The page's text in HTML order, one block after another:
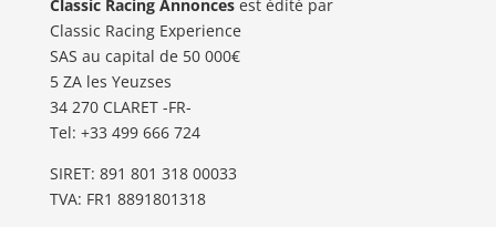
Classic Racing Annoncesest édité par
Classic Racing Experience
SAS au capital de 50 000€
5 ZA les Yeuzses
34 270 CLARET -FR-
Tel: ‭+33 499 666 724‬
SIRET: 891 801 318 00033
TVA: FR1 8891801318